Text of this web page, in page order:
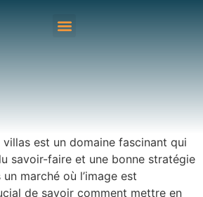
est un domaine fascinant qui
savoir-faire et une bonne stratégie
marché où l’image est
de savoir comment mettre en